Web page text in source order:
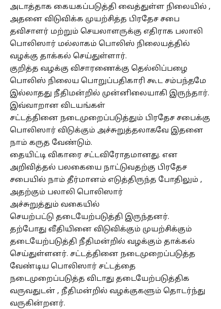
அடாத்தாக கையகப்படுத்தி வைத்துள்ள நிலையில் ,
அதனை விடுவிக்க முயற்சித்த பிரதேச சபை
தவிசாளர் மற்றும் செயலாளருக்கு எதிராக பலாலி
பொலிஸார் மல்லாகம் பொலிஸ் நிலையத்தில்
வழக்கு தாக்கல் செய்துள்ளார்.
குறித்த வழக்கு விசாரணைக்கு தெல்லிப்பழை
பொலிஸ் நிலைய பொறுப்பதிகாரி கூட சம்பந்தமே
இல்லாதது நீதிமன்றில் முன்னிலையாகி இருந்தார்.
இவ்வாறான விடயங்கள்
சட்டத்தினை நடைமுறைப்படுத்தும் பிரதேச சபைக்கு
பொலிஸார் விடுக்கும் அச்சுறுத்தலாகவே இதனை
நாம் கருத வேண்டும்.
தையிட்டி விகாரை சட்டவிரோதமானது. என
அறிவித்தல் பலகையை நாட்டுவதற்கு பிரதேச
சபையில் நாம் தீர்மானம் எடுத்திருந்த போதிலும் ,
அதற்கும் பலாலி பொலிஸார்
அச்சுறுத்தும் வகையில்
செயற்பட்டு தடையேற்படுத்தி இருந்தனர்.
தற்போது வீதியினை விடுவிக்கும் முயற்சிக்கும்
தடையேற்படுத்தி நீதிமன்றில் வழக்கும் தாக்கல்
செய்துள்ளனர். சட்டத்தினை நடைமுறைப்படுத்த
வேண்டிய பொலிஸார் சட்டத்தை
நடைமுறைப்படுத்த விடாது தடையேற்படுத்திக
வருவதுடன் , நீதிமன்றில் வழக்குகளும் தொடர்ந்து
வருகின்றனர்.